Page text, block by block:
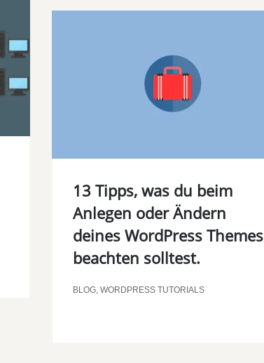
13 Tipps, was du beim
Anlegen oder Ändern
deines WordPress Themes
beachten solltest.
BLOG, WORDPRESS TUTORIALS